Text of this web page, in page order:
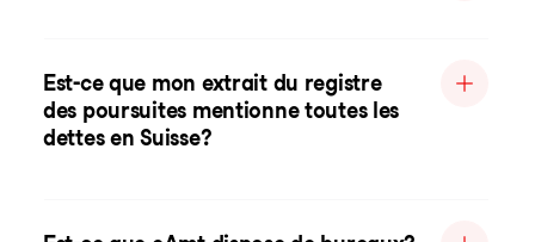
Est-ce que mon extrait du registre
des poursuites mentionne toutes les
dettes en Suisse?